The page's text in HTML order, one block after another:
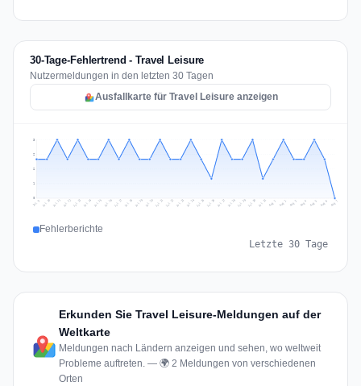
30-Tage-Fehlertrend - Travel Leisure
Nutzermeldungen in den letzten 30 Tagen
Ausfallkarte für Travel Leisure anzeigen
1
2
2
3
Jul 9 Jul 10 Jul 11 Jul 12 Jul 13 Jul 14 Jul 15 Jul 16 Jul 17 Jul 18 Jul 19 Jul 20 Jul 21 Jul 22 Jul 23 Jul 24 Jul 25 Jul 26 Jul 27 Jul 28 Jul 29 Jul 30 Jul 31 Aug 1 Aug 2 Aug 3 Aug 4 Aug 5 Aug 6 Aug 7
Fehlerberichte
Letzte 30 Tage
Erkunden Sie Travel Leisure-Meldungen auf der
Weltkarte
Meldungen nach Ländern anzeigen und sehen, wo weltweit
Probleme auftreten. — 🌍 2 Meldungen von verschiedenen
Orten